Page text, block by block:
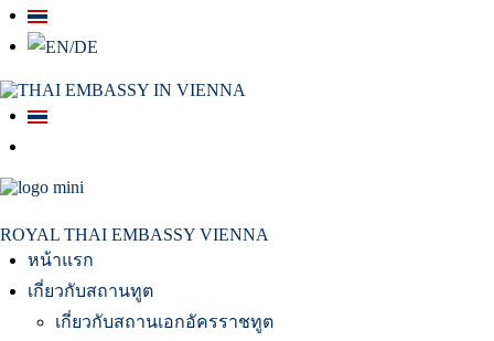
ROYAL THAI EMBASSY VIENNA
หน้าแรก
เกี่ยวกับสถานทูต
เกี่ยวกับสถานเอกอัครราชทูต